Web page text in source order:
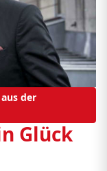
der
Glück